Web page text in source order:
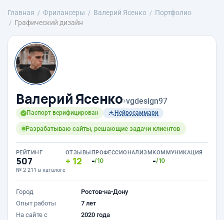
Главная Фрилансеры Валерий Ясенко
Портфолио
Графический дизайн
Валерий Ясенко›vgdesign97
Паспорт верифицирован Нейросаммари
Разрабатываю сайты, решающие задачи клиентов
РЕЙТИНГ
507
№ 2 211 в каталоге
ОТЗЫВЫ
12
ПРОФЕССИОНАЛИЗМ
-/10
КОММУНИКАЦИЯ
-/10
Город
Ростов-на-Дону
Опыт работы
7 лет
На сайте с
2020 года